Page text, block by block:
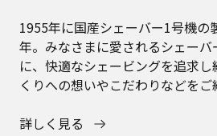
1955年に国産シェーバー1号機の
年。みなさまに愛されるシェーバ
に、快適なシェービングを追求
くりへの想いやこだわりなどをご
詳しく見る